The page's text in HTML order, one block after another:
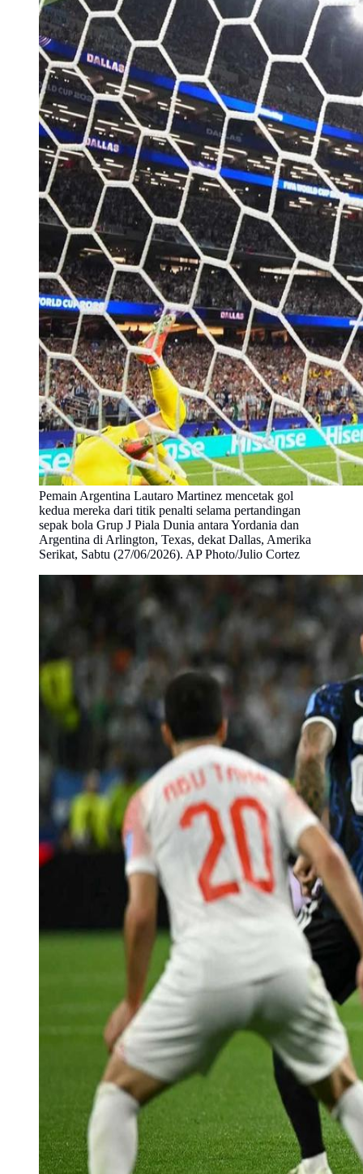
Pemain Argentina Lautaro Martinez mencetak gol
kedua mereka dari titik penalti selama pertandingan
sepak bola Grup J Piala Dunia antara Yordania dan
Argentina di Arlington, Texas, dekat Dallas, Amerika
Serikat, Sabtu (27/06/2026). AP Photo/Julio Cortez